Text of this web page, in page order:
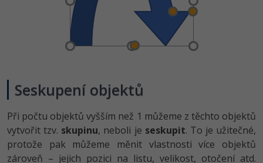
Seskupení objektů
Při počtu objektů vyšším než 1 můžeme z těchto objektů
vytvořit tzv. skupinu, neboli je seskupit. To je užitečné,
protože pak můžeme měnit vlastnosti více objektů
zároveň – jejich pozici na listu, velikost, otočení atd.